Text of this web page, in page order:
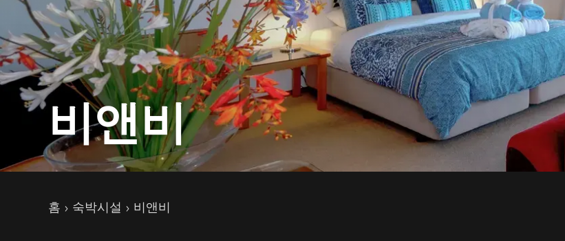
비앤비
현재 페이지
홈 숙박시설 비앤비